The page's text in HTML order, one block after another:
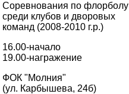
Соревнования по флорболу
среди клубов и дворовых
команд (2008-2010 г.р.)
16.00-начало
19.00-награжение
ФОК "Молния"
(ул. Карбышева, 24б)